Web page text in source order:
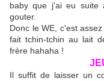
baby que j'ai eu suite
gouter.
Donc le WE, c'est
fait tchin-tchin au lait
frère hahaha !
Il suffit de laisser un